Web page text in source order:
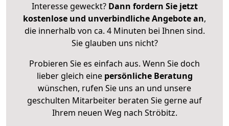
Interesse geweckt? Dann fordern Sie jetzt
kostenlose und unverbindliche Angebote an,
die innerhalb von ca. 4 Minuten bei Ihnen sind.
Sie glauben uns nicht?
Probieren Sie es einfach aus. Wenn Sie doch
lieber gleich eine persönliche Beratung
wünschen, rufen Sie uns an und unsere
geschulten Mitarbeiter beraten Sie gerne auf
Ihrem neuen Weg nach Ströbitz.